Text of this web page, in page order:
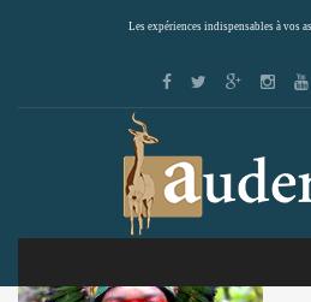
Les expériences indispensables à vos